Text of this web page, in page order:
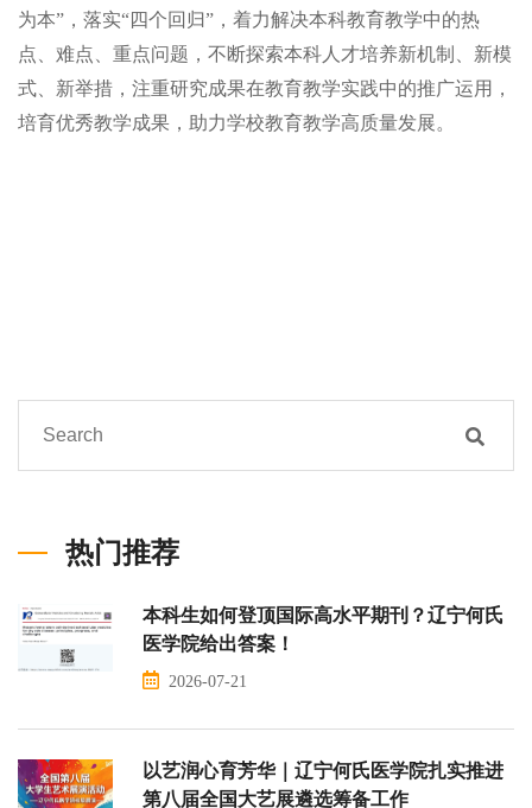
为本”，落实“四个回归”，着力解决本科教育教学中的热
点、难点、重点问题，不断探索本科人才培养新机制、新模
式、新举措，注重研究成果在教育教学实践中的推广运用，
培育优秀教学成果，助力学校教育教学高质量发展。
热门推荐
本科生如何登顶国际高水平期刊？辽宁何氏
医学院给出答案！
2026-07-21
以艺润心育芳华｜辽宁何氏医学院扎实推进
第八届全国大艺展遴选筹备工作